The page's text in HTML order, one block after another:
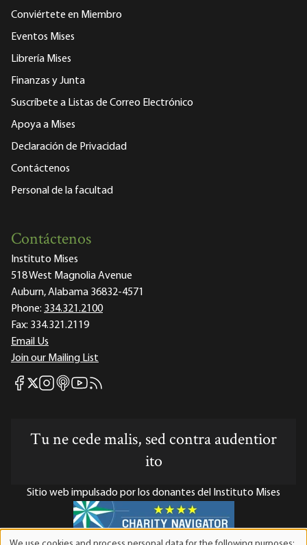
Conviértete en Miembro
Eventos Mises
Librería Mises
Finanzas y Junta
Suscríbete a Listas de Correo Electrónico
Apoya a Mises
Declaración de Privacidad
Contáctenos
Personal de la facultad
Contáctenos
Instituto Mises
518 West Magnolia Avenue
Auburn, Alabama 36832-4571
Phone: 334.321.2100
Fax: 334.321.2119
Email Us
Join our Mailing List
Mises Facebook
Mises X
Mises Instagram
Mises itunes
Mises Youtube
Mises RSS feed
Tu ne cede malis, sed contra audentior
ito
Sitio web impulsado por los donantes del Instituto Mises